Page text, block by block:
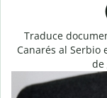
Traduce
Canarés al Serbio
de